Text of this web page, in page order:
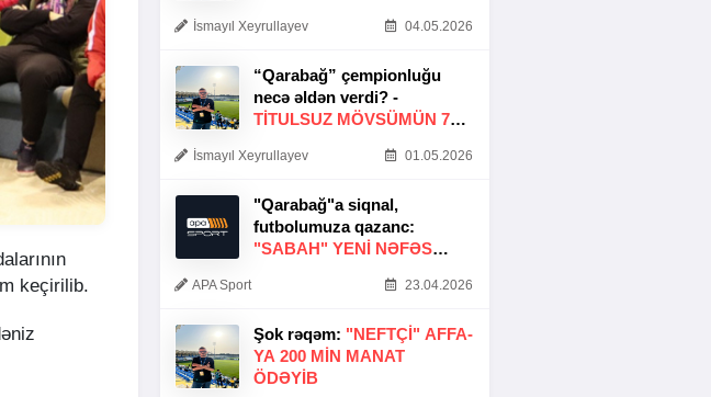
keçirilib.
İsmayıl Xeyrullayev 04.05.2026
“Qarabağ” çempionluğu
necə əldən verdi? -
TITULSUZ MÖVSÜMÜN 7
İsmayıl Xeyrullayev 01.05.2026
"Qarabağ"a siqnal,
futbolumuza qazanc:
"SABAH" YENI NƏFƏS
APA Sport 23.04.2026
Şok rəqəm: "NEFTÇI" AFFA-
YA 200 MIN MANAT
ÖDƏYIB